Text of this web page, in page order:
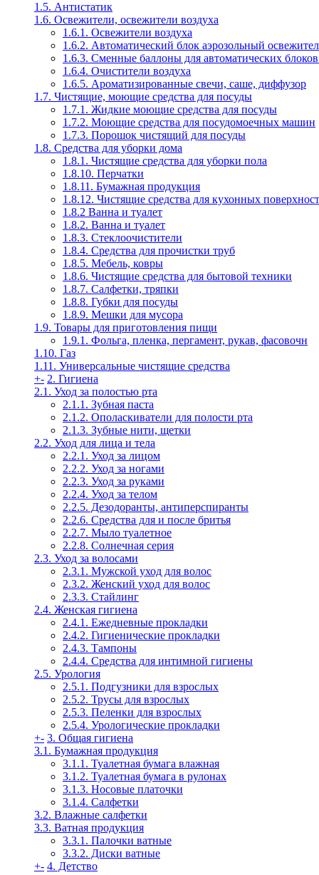
1.5. Антистатик
1.6. Освежители, освежители воздуха
1.6.1. Освежители воздуха
1.6.2. Автоматический блок аэрозольный
1.6.3. Сменные баллоны для автоматических
1.6.4. Очистители воздуха
1.6.5. Ароматизированные свечи, саше, диффузор
1.7. Чистящие, моющие средства для посуды
1.7.1. Жидкие моющие средства для посуды
1.7.2. Моющие средства для посудомоечных машин
1.7.3. Порошок чистящий для посуды
1.8. Средства для уборки дома
1.8.1. Чистящие средства для уборки пола
1.8.10. Перчатки
1.8.11. Бумажная продукция
1.8.12. Чистящие средства для кухонных
1.8.2 Ванна и туалет
1.8.2. Ванна и туалет
1.8.3. Стеклоочистители
1.8.4. Средства для прочистки труб
1.8.5. Мебель, ковры
1.8.6. Чистящие средства для бытовой техники
1.8.7. Салфетки, тряпки
1.8.8. Губки для посуды
1.8.9. Мешки для мусора
1.9. Товары для приготовления пищи
1.9.1. Фольга, пленка, пергамент, рукав, фасовочн
1.10. Газ
1.11. Универсальные чистящие средства
+- 2. Гигиена
2.1. Уход за полостью рта
2.1.1. Зубная паста
2.1.2. Ополаскиватели для полости рта
2.1.3. Зубные нити, щетки
2.2. Уход для лица и тела
2.2.1. Уход за лицом
2.2.2. Уход за ногами
2.2.3. Уход за руками
2.2.4. Уход за телом
2.2.5. Дезодоранты, антиперспиранты
2.2.6. Средства для и после бритья
2.2.7. Мыло туалетное
2.2.8. Солнечная серия
2.3. Уход за волосами
2.3.1. Мужской уход для волос
2.3.2. Женский уход для волос
2.3.3. Стайлинг
2.4. Женская гигиена
2.4.1. Ежедневные прокладки
2.4.2. Гигиенические прокладки
2.4.3. Тампоны
2.4.4. Средства для интимной гигиены
2.5. Урология
2.5.1. Подгузники для взрослых
2.5.2. Трусы для взрослых
2.5.3. Пеленки для взрослых
2.5.4. Урологические прокладки
+- 3. Общая гигиена
3.1. Бумажная продукция
3.1.1. Туалетная бумага влажная
3.1.2. Туалетная бумага в рулонах
3.1.3. Носовые платочки
3.1.4. Салфетки
3.2. Влажные салфетки
3.3. Ватная продукция
3.3.1. Палочки ватные
3.3.2. Диски ватные
+- 4. Детство